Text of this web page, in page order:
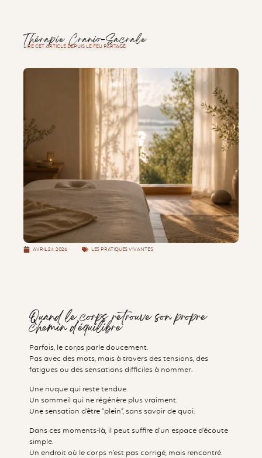
Thérapie Cranio-Sacrale
LIRE CET ARTICLE DEPUIS LE FEU PARTAGÉ
AVRIL 24, 2026 LES PRATIQUES VIVANTES
Quand le corps retrouve son propre
chemin d’équilibre
Parfois, le corps parle doucement.
Pas avec des mots, mais à travers des tensions, des
fatigues ou des sensations difficiles à nommer.
Une nuque qui reste tendue.
Un sommeil qui ne régénère plus vraiment.
Une sensation d’être “plein”, sans savoir de quoi.
Dans ces moments-là, il peut suffire d’un espace d’écoute
simple.
Un endroit où le corps n’est pas corrigé, mais rencontré.